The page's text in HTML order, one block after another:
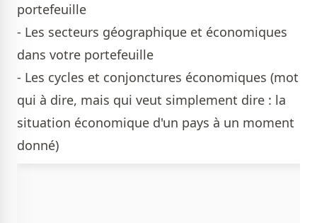
portefeuille
- Les secteurs géographique et économiques
dans votre portefeuille
- Les cycles et conjonctures économiques (mot
qui à dire, mais qui veut simplement dire : la
situation économique d'un pays à un moment
donné)